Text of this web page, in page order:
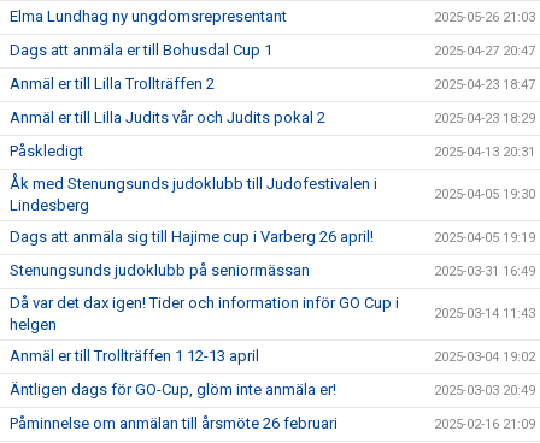
Elma Lundhag ny ungdomsrepresentant 2025-05-26 21:03
Dags att anmäla er till Bohusdal Cup 1 2025-04-27 20:47
Anmäl er till Lilla Trollträffen 2 2025-04-23 18:47
Anmäl er till Lilla Judits vår och Judits pokal 2 2025-04-23 18:29
Påskledigt 2025-04-13 20:31
Åk med Stenungsunds judoklubb till Judofestivalen i
Lindesberg
2025-04-05 19:30
Dags att anmäla sig till Hajime cup i Varberg 26 april! 2025-04-05 19:19
Stenungsunds judoklubb på seniormässan 2025-03-31 16:49
Då var det dax igen! Tider och information inför GO Cup i
helgen
2025-03-14 11:43
Anmäl er till Trollträffen 1 12-13 april 2025-03-04 19:02
Äntligen dags för GO-Cup, glöm inte anmäla er! 2025-03-03 20:49
Påminnelse om anmälan till årsmöte 26 februari 2025-02-16 21:09